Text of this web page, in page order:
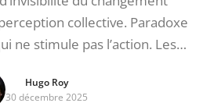
collective. Paradoxe
ne stimule pas l’action. Les…
Hugo Roy
30 décembre 2025